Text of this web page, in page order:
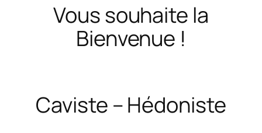
Vous souhaite la
Bienvenue !
Caviste – Hédoniste